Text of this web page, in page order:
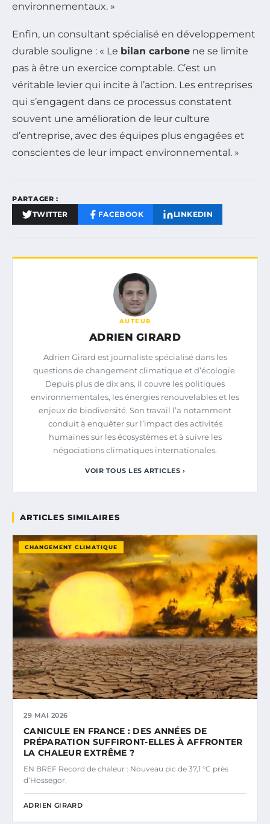
environnementaux. »
Enfin, un consultant spécialisé en développement
durable souligne : « Le bilan carbone ne se limite
pas à être un exercice comptable. C’est un
véritable levier qui incite à l’action. Les entreprises
qui s’engagent dans ce processus constatent
souvent une amélioration de leur culture
d’entreprise, avec des équipes plus engagées et
conscientes de leur impact environnemental. »
PARTAGER :
TWITTER FACEBOOK LINKEDIN
AUTEUR
ADRIEN GIRARD
Adrien Girard est journaliste spécialisé dans les
questions de changement climatique et d’écologie.
Depuis plus de dix ans, il couvre les politiques
environnementales, les énergies renouvelables et les
enjeux de biodiversité. Son travail l’a notamment
conduit à enquêter sur l’impact des activités
humaines sur les écosystèmes et à suivre les
négociations climatiques internationales.
VOIR TOUS LES ARTICLES ›
ARTICLES SIMILAIRES
CHANGEMENT CLIMATIQUE
29 MAI 2026
CANICULE EN FRANCE : DES ANNÉES DE
PRÉPARATION SUFFIRONT-ELLES À AFFRONTER
LA CHALEUR EXTRÊME ?
EN BREF Record de chaleur : Nouveau pic de 37,1 °C près
d’Hossegor.
ADRIEN GIRARD